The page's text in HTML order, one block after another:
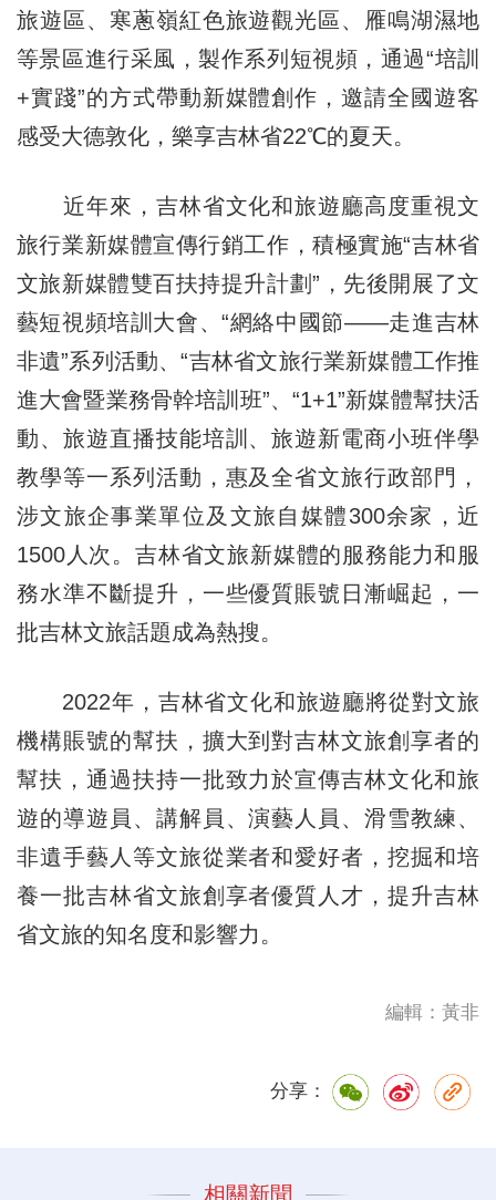
旅遊區、寒蔥嶺紅色旅遊觀光區、雁鳴湖濕地
等景區進行采風，製作系列短視頻，通過“培訓
+實踐”的方式帶動新媒體創作，邀請全國遊客
感受大德敦化，樂享吉林省22℃的夏天。
近年來，吉林省文化和旅遊廳高度重視文
旅行業新媒體宣傳行銷工作，積極實施“吉林省
文旅新媒體雙百扶持提升計劃”，先後開展了文
藝短視頻培訓大會、“網絡中國節——走進吉林
非遺”系列活動、“吉林省文旅行業新媒體工作推
進大會暨業務骨幹培訓班”、“1+1”新媒體幫扶活
動、旅遊直播技能培訓、旅遊新電商小班伴學
教學等一系列活動，惠及全省文旅行政部門，
涉文旅企事業單位及文旅自媒體300余家，近
1500人次。吉林省文旅新媒體的服務能力和服
務水準不斷提升，一些優質賬號日漸崛起，一
批吉林文旅話題成為熱搜。
2022年，吉林省文化和旅遊廳將從對文旅
機構賬號的幫扶，擴大到對吉林文旅創享者的
幫扶，通過扶持一批致力於宣傳吉林文化和旅
遊的導遊員、講解員、演藝人員、滑雪教練、
非遺手藝人等文旅從業者和愛好者，挖掘和培
養一批吉林省文旅創享者優質人才，提升吉林
省文旅的知名度和影響力。
編輯：黃非
分享：
相關新聞